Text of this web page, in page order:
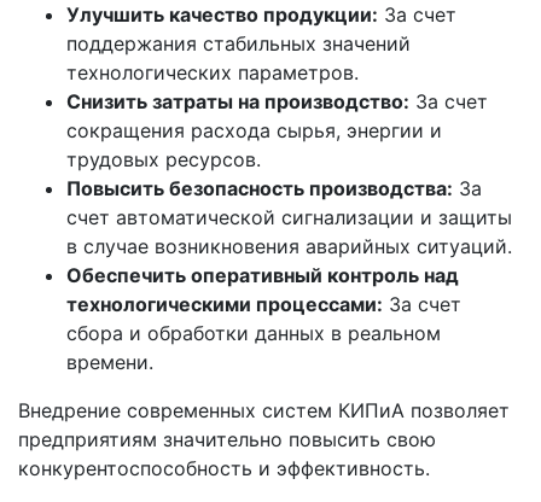
Улучшить качество продукции: За счет
поддержания стабильных значений
технологических параметров.
Снизить затраты на производство: За счет
сокращения расхода сырья, энергии и
трудовых ресурсов.
Повысить безопасность производства: За
счет автоматической сигнализации и защиты
в случае возникновения аварийных ситуаций.
Обеспечить оперативный контроль над
технологическими процессами: За счет
сбора и обработки данных в реальном
времени.
Внедрение современных систем КИПиА позволяет
предприятиям значительно повысить свою
конкурентоспособность и эффективность.